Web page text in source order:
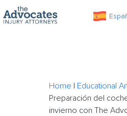
Skip to main content
Home | Educational
Preparación del
invierno con The